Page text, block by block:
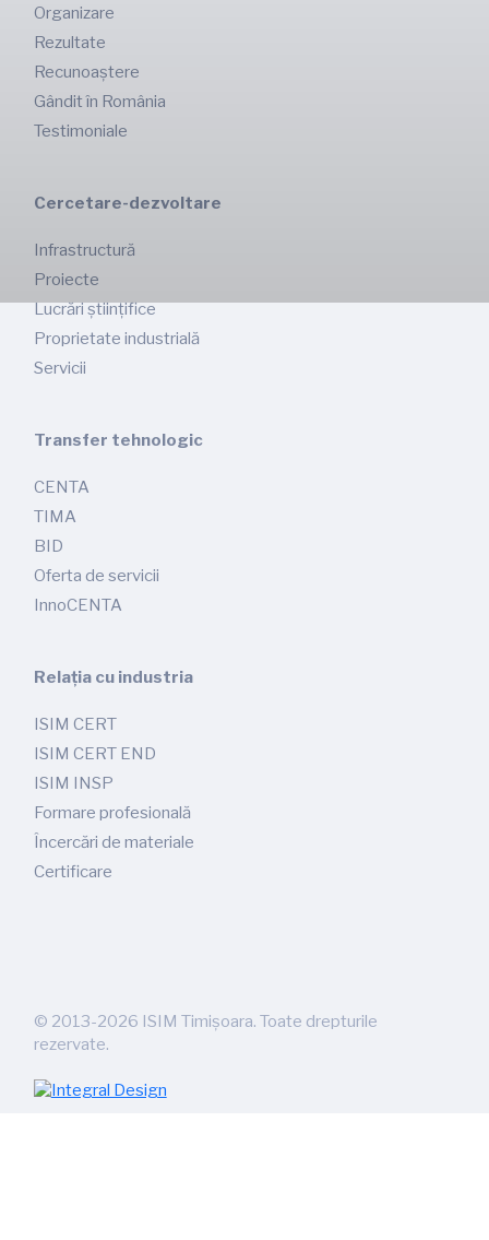
Organizare
Rezultate
Recunoaștere
Gândit în România
Testimoniale
Cercetare-dezvoltare
Infrastructură
Proiecte
Lucrări științifice
Proprietate industrială
Servicii
Transfer tehnologic
CENTA
TIMA
BID
Oferta de servicii
InnoCENTA
Relația cu industria
ISIM CERT
ISIM CERT END
ISIM INSP
Formare profesională
Încercări de materiale
Certificare
© 2013-2026 ISIM Timișoara. Toate drepturile
rezervate.